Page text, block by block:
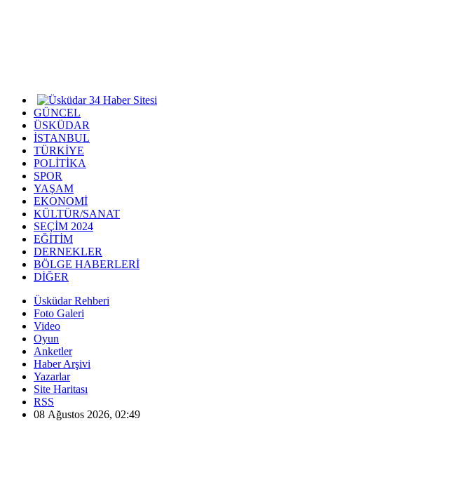
GÜNCEL
ÜSKÜDAR
İSTANBUL
TÜRKİYE
POLİTİKA
SPOR
YAŞAM
EKONOMİ
KÜLTÜR/SANAT
SEÇİM 2024
EĞİTİM
DERNEKLER
BÖLGE HABERLERİ
DİĞER
Üsküdar Rehberi
Foto Galeri
Video
Oyun
Anketler
Haber Arşivi
Yazarlar
Site Haritası
RSS
08 Ağustos 2026, 02:49